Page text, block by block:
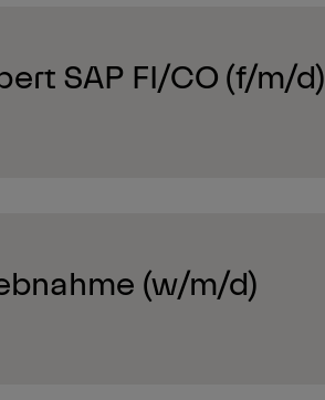
SAP FI/CO (f/m/d)
(w/m/d)